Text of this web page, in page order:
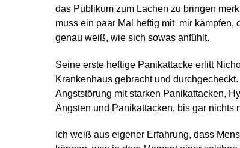
das Publikum zum Lachen zu bringen
muss ein paar Mal heftig mit mir kämpfen,
genau weiß, wie sich sowas anfühlt.
Seine erste heftige Panikattacke erlitt
Krankenhaus gebracht und
Angststörung mit starken Panikattacken,
Ängsten und Panikattacken, bis gar nichts
Ich weiß aus eigener Erfahrung, dass